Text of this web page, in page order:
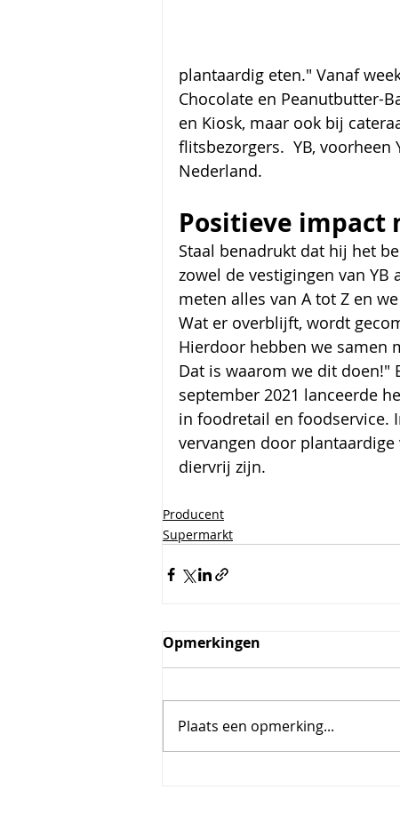
plantaardig eten." Vanaf
Chocolate en Peanutbutter-
en Kiosk, maar ook bij
flitsbezorgers.  YB,
Nederland.
Positieve impact
Staal benadrukt dat hij het
zowel de vestigingen van
meten alles van A tot Z en
Wat er overblijft, wordt
Hierdoor hebben we samen
Dat is waarom we dit doen!"
september 2021 lanceerde
in foodretail en foodservice.
vervangen door
diervrij zijn.
Producent
Supermarkt
Opmerkingen
Plaats een opmerking...